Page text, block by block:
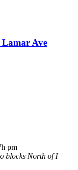
Ave
pm
blocks North of I